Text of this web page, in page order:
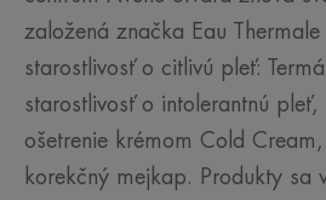
založená značka Eau
starostlivosť o citlivú pleť:
starostlivosť o intolerantnú pleť,
ošetrenie krémom Cold
korekčný mejkap. Produkty sa